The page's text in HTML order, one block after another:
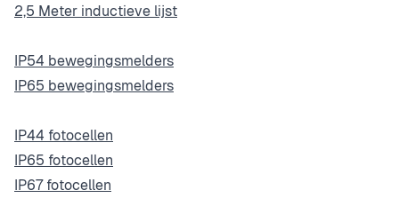
2,5 Meter inductieve lijst
IP54 bewegingsmelders
IP65 bewegingsmelders
IP44 fotocellen
IP65 fotocellen
IP67 fotocellen